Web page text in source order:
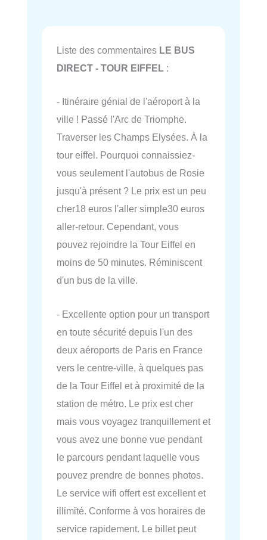
Liste des commentaires LE BUS
DIRECT - TOUR EIFFEL :
- Itinéraire génial de l'aéroport à la
ville ! Passé l'Arc de Triomphe.
Traverser les Champs Elysées. À la
tour eiffel. Pourquoi connaissiez-
vous seulement l'autobus de Rosie
jusqu'à présent ? Le prix est un peu
cher18 euros l'aller simple30 euros
aller-retour. Cependant, vous
pouvez rejoindre la Tour Eiffel en
moins de 50 minutes. Réminiscent
d'un bus de la ville.
- Excellente option pour un transport
en toute sécurité depuis l'un des
deux aéroports de Paris en France
vers le centre-ville, à quelques pas
de la Tour Eiffel et à proximité de la
station de métro. Le prix est cher
mais vous voyagez tranquillement et
vous avez une bonne vue pendant
le parcours pendant laquelle vous
pouvez prendre de bonnes photos.
Le service wifi offert est excellent et
illimité. Conforme à vos horaires de
service rapidement. Le billet peut